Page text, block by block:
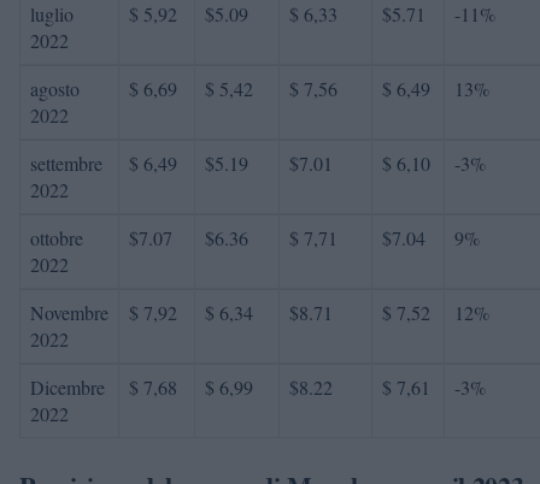
luglio
2022
$ 5,92 $5.09 $ 6,33 $5.71 -11%
agosto
2022
$ 6,69 $ 5,42 $ 7,56 $ 6,49 13%
settembre
2022
$ 6,49 $5.19 $7.01 $ 6,10 -3%
ottobre
2022
$7.07 $6.36 $ 7,71 $7.04 9%
Novembre
2022
$ 7,92 $ 6,34 $8.71 $ 7,52 12%
Dicembre
2022
$ 7,68 $ 6,99 $8.22 $ 7,61 -3%